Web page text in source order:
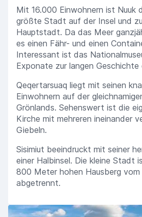
Mit 16.000 Einwohnern ist Nuuk
größte Stadt auf der Insel und
Hauptstadt. Da das Meer
es einen Fähr- und einen
Interessant ist das
Exponate zur langen
Qeqertarsuaq liegt mit seinen
Einwohnern auf der
Grönlands. Sehenswert ist die
Kirche mit mehreren ineinander
Giebeln.
Sisimiut beeindruckt mit seiner
einer Halbinsel. Die kleine Stadt
800 Meter hohen Hausberg vom
abgetrennt.